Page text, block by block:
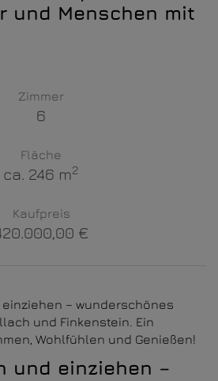
und Menschen mit
Zimmer
6
Fläche
ca. 246 m2
Kaufpreis
€
und einziehen –